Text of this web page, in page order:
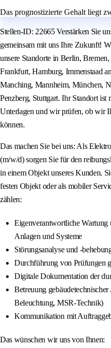
Das prognostizierte Gehalt liegt
Stellen-ID: 22665 Verstärken Sie
gemeinsam mit uns Ihre Zukunft!
unsere Standorte in Berlin,
Frankfurt, Hamburg, Immenstaad
Manching, Mannheim, München,
Penzberg, Stuttgart. Ihr Standort ist
Unterlagen und wir prüfen, ob wir
können.
Das machen Sie bei uns: Als
(m/w/d) sorgen Sie für den
in einem Objekt unseres Kunden.
festen Objekt oder als mobiler
zählen:
Eigenverantwortliche Wartung
Anlagen und Systeme
Störungsanalyse und -
Durchführung von Prüfungen
Digitale Dokumentation der
Betreuung
Beleuchtung, MSR-Technik)
Kommunikation mit
Das wünschen wir uns von Ihnen: